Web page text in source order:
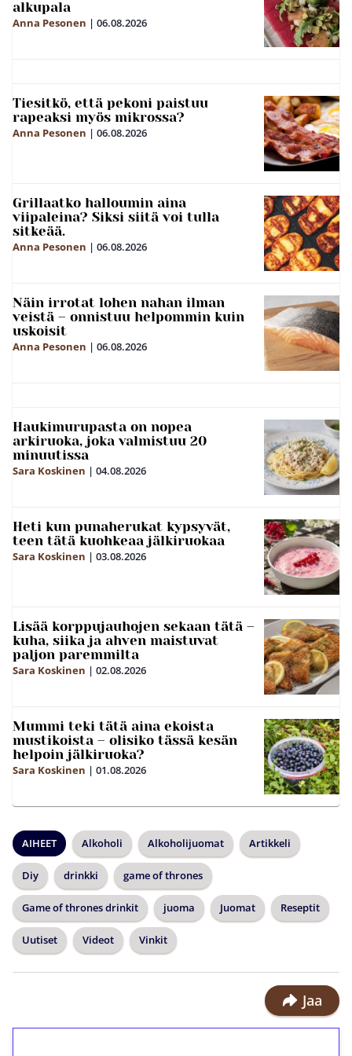
alkupala
Anna Pesonen | 06.08.2026
Tiesitkö, että pekoni paistuu
rapeaksi myös mikrossa?
Anna Pesonen | 06.08.2026
Grillaatko halloumin aina
viipaleina? Siksi siitä voi tulla
sitkeää.
Anna Pesonen | 06.08.2026
Näin irrotat lohen nahan ilman
veistä – onnistuu helpommin kuin
uskoisit
Anna Pesonen | 06.08.2026
Haukimurupasta on nopea
arkiruoka, joka valmistuu 20
minuutissa
Sara Koskinen | 04.08.2026
Heti kun punaherukat kypsyvät,
teen tätä kuohkeaa jälkiruokaa
Sara Koskinen | 03.08.2026
Lisää korppujauhojen sekaan tätä –
kuha, siika ja ahven maistuvat
paljon paremmilta
Sara Koskinen | 02.08.2026
Mummi teki tätä aina ekoista
mustikoista – olisiko tässä kesän
helpoin jälkiruoka?
Sara Koskinen | 01.08.2026
AIHEET Alkoholi Alkoholijuomat Artikkeli
Diy drinkki game of thrones
Game of thrones drinkit juoma Juomat Reseptit
Uutiset Videot Vinkit
Jaa